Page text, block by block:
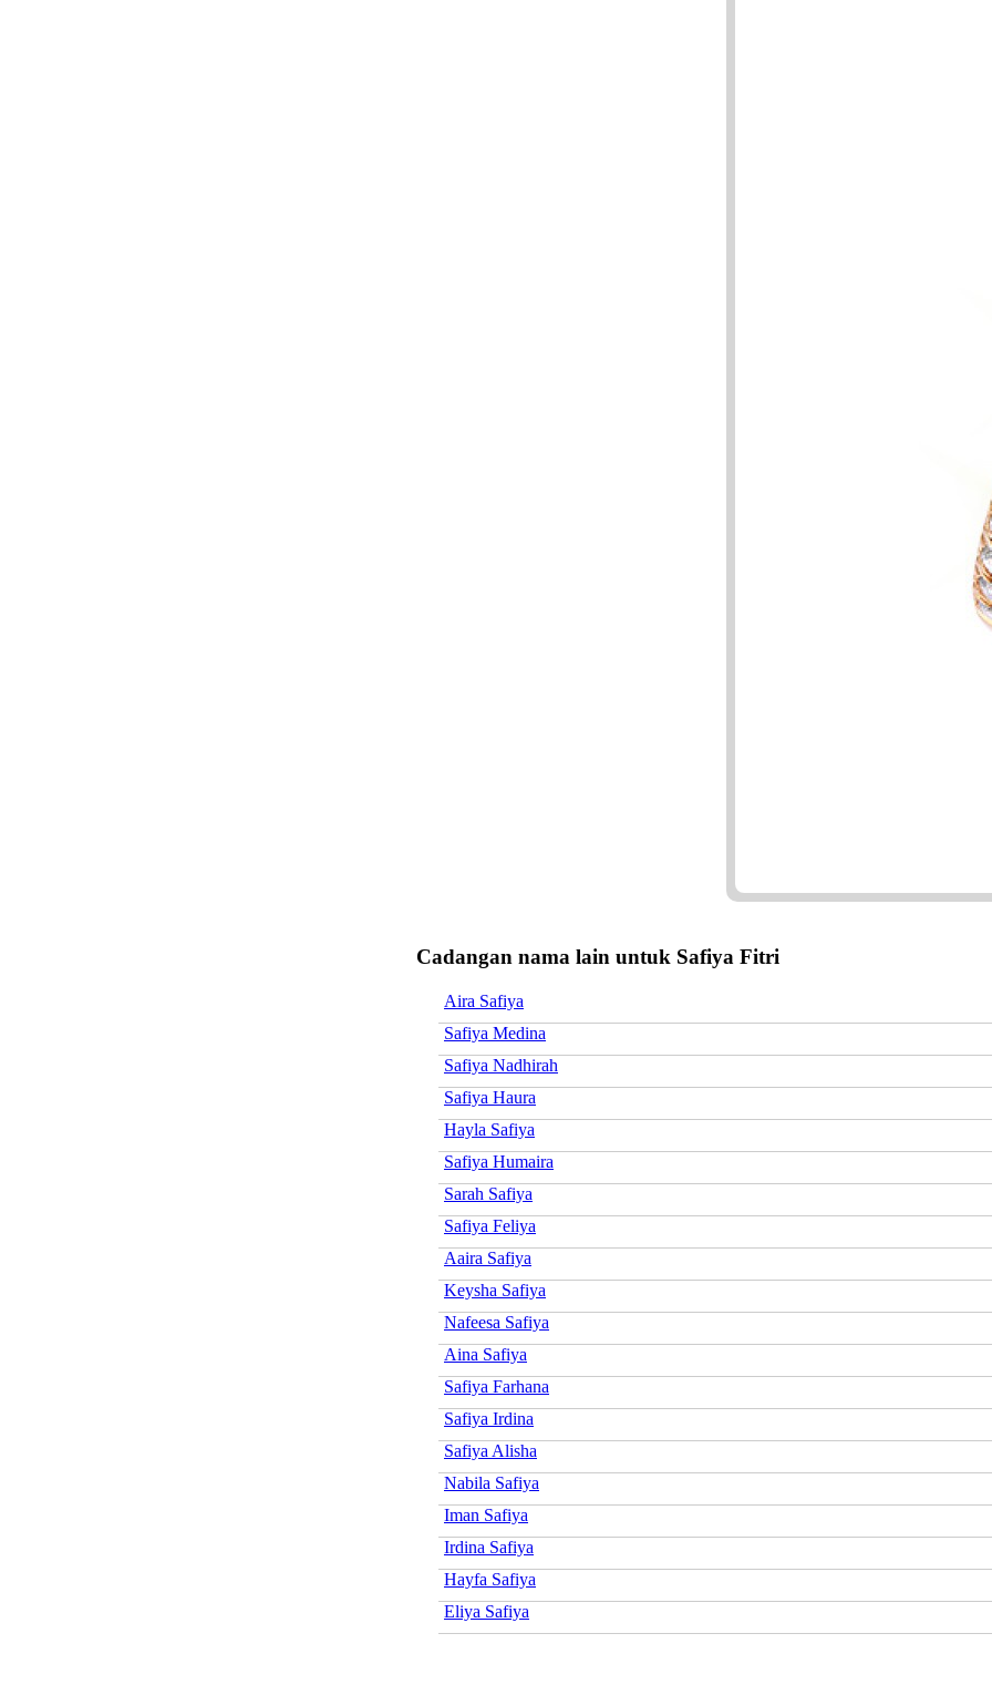
Cadangan nama lain untuk Safiya Fitri
Aira Safiya
Safiya Medina
Safiya Nadhirah
Safiya Haura
Hayla Safiya
Safiya Humaira
Sarah Safiya
Safiya Feliya
Aaira Safiya
Keysha Safiya
Nafeesa Safiya
Aina Safiya
Safiya Farhana
Safiya Irdina
Safiya Alisha
Nabila Safiya
Iman Safiya
Irdina Safiya
Hayfa Safiya
Eliya Safiya